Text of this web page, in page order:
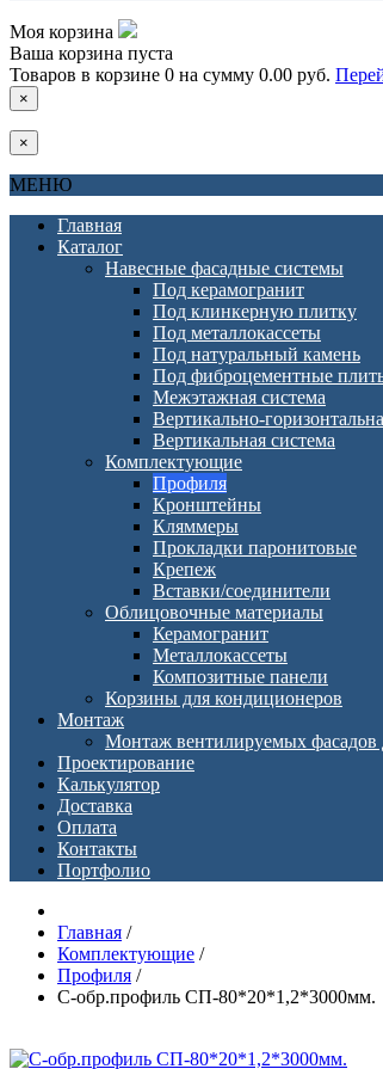
Моя корзина
Ваша корзина пуста
Товаров в корзине 0 на сумму 0.00 руб.
×
×
МЕНЮ
Главная
Каталог
Навесные фасадные системы
Под керамогранит
Под клинкерную плитку
Под металлокассеты
Под натуральный камень
Под фиброцементные
Межэтажная система
Вертикально-
Вертикальная система
Комплектующие
Профиля
Кронштейны
Кляммеры
Прокладки паронитовые
Крепеж
Вставки/соединители
Облицовочные материалы
Керамогранит
Металлокассеты
Композитные панели
Корзины для кондиционеров
Монтаж
Монтаж вентилируемых фасадов
Проектирование
Калькулятор
Доставка
Оплата
Контакты
Портфолио
Главная /
Комплектующие /
Профиля /
С-обр.профиль СП-80*20*1,2*3000мм.